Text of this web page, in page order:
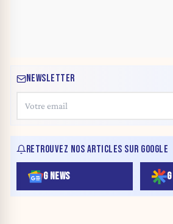
NEWSLETTER
RETROUVEZ NOS ARTICLES SUR GOOGLE
G NEWS